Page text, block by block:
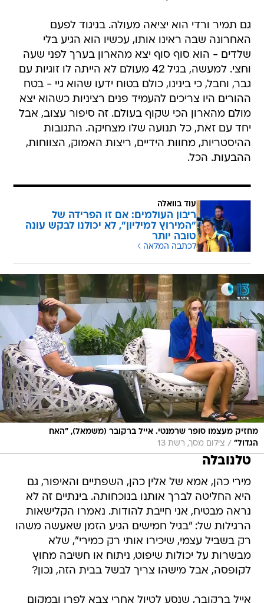
גם תמיר ורדי הוא יציאה מעולה. בניגוד לפעם
האחרונה שבה ראינו אותו, עכשיו הוא הגיע בלי
שלדים - הוא סוף סוף יצא מהארון בערך לפני שעה
וחצי. למעשה, בגיל 42 מעולם לא הייתה לו זוגיות עם
גבר, וחבל, כי בינינו, כולם בטוח ידעו שהוא גיי - בטח
ההורים היו צריכים להעמיד פנים רציניות כשהוא יצא
מולם מהארון הכי שקוף בעולם. זה סיפור עצוב, אבל
יחד עם זאת, כל תנועה שלו מצחיקה. התגובות
ההיסטריות, מחוות הידיים, ריצות האמוק, הצווחות,
ההבעות. הכל.
עוד בוואלה
ריבון העולמים: אם זו הפרידה של
"המירוץ למיליון", לא יכולנו לבקש עונה
טובה יותר
לכתבה המלאה
מחזיק מעצמו סופר שרמנטי. אייל ברקובר (משמאל), "האח
הגדול" / צילום מסך, רשת 13
טלנובלה
מירי כהן, אמא של אלין כהן, השפתיים והאיפור, גם
היא החליטה לברך אותנו בנוכחותה. בינתיים זה לא
נראה מבטיח, אני חייבת להודות. נאמרו הקלישאות
הרגילות של: "בגיל חמישים הגיע הזמן שאעשה משהו
רק בשביל עצמי, שיכירו אותי רק כמירי", שלא
מבשרות על יכולות שיפוט, ניתוח או חשיבה מחוץ
לקופסה, אבל מישהו צריך לבשל בבית הזה, נכון?
אייל ברקובר, שנסע לטיול אחרי צבא לפרו ובמקום